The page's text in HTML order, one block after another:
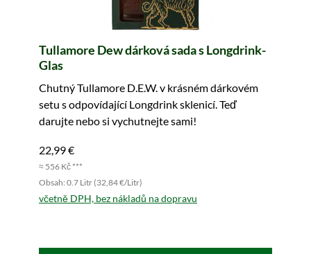
Tullamore Dew dárková sada s Longdrink-
Glas
Chutný Tullamore D.E.W. v krásném dárkovém
setu s odpovídající Longdrink sklenicí. Teď
darujte nebo si vychutnejte sami!
22,99 €
≈ 556 Kč ***
Obsah: 0.7 Litr (32,84 €/Litr)
včetně DPH, bez nákladů na dopravu